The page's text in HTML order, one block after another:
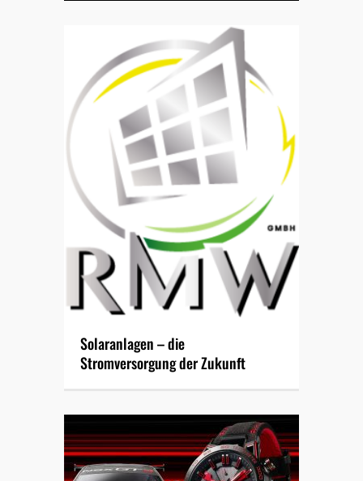
Solaranlagen – die
Stromversorgung der Zukunft